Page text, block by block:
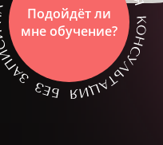
Подойдёт ли
мне обучение?